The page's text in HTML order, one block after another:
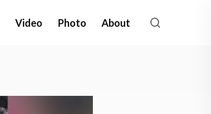
Video Photo About